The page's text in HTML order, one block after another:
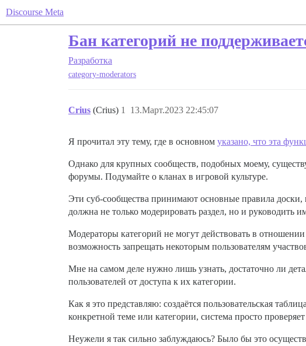
Discourse Meta
Бан категорий не
Разработка
category-moderators
Crius (Crius) 13.Март.2023 22:45:07
1
Я прочитал эту тему, где в основном указано, что эта
Однако для крупных сообществ, подобных моему,
форумы. Подумайте о кланах в игровой культуре.
Эти суб-сообщества принимают основные правила
должна не только модерировать раздел, но и руководить
Модераторы категорий не могут действовать в
возможность запрещать некоторым пользователям
Мне на самом деле нужно лишь узнать, достаточно ли
пользователей от доступа к их категории.
Как я это представляю: создаётся пользовательская
конкретной теме или категории, система просто проверяет
Неужели я так сильно заблуждаюсь? Было бы это